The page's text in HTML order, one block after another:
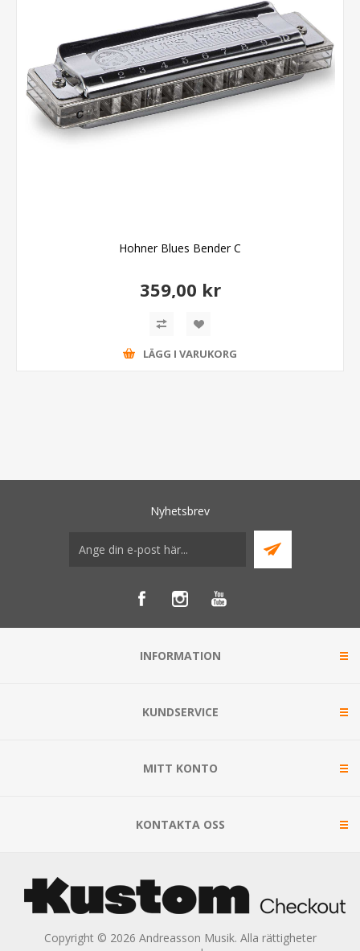
Hohner Blues Bender C
359,00 kr
LÄGG I VARUKORG
Nyhetsbrev
INFORMATION
KUNDSERVICE
MITT KONTO
KONTAKTA OSS
Copyright © 2026 Andreasson Musik. Alla rättigheter